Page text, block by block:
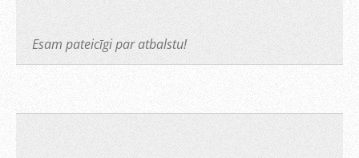
Esam pateicīgi par atbalstu!